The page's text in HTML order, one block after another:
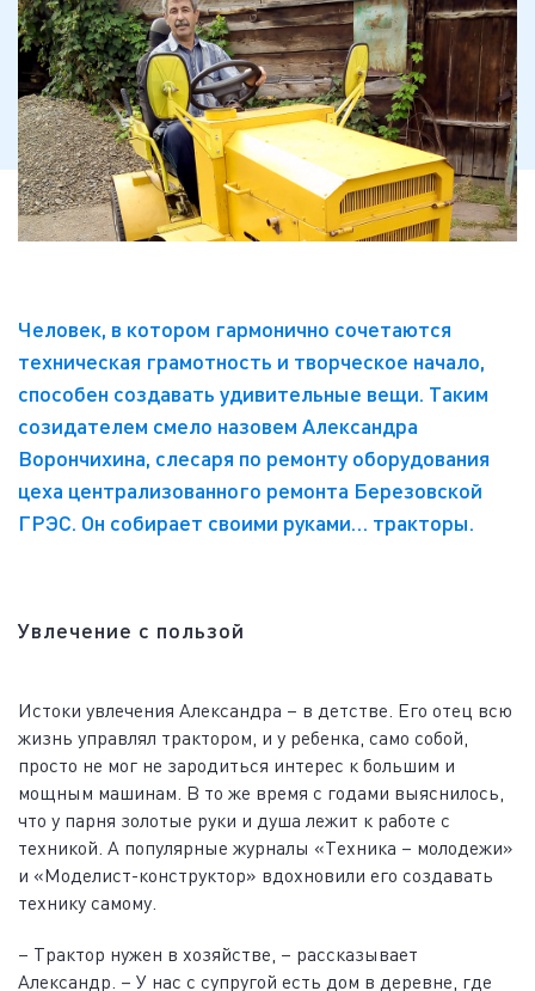
Человек, в котором гармонично сочетаются
техническая грамотность и творческое начало,
способен создавать удивительные вещи. Таким
созидателем смело назовем Александра
Ворончихина, слесаря по ремонту оборудования
цеха централизованного ремонта Березовской
ГРЭС. Он собирает своими руками… тракторы.
Увлечение с пользой
Истоки увлечения Александра – в детстве. Его отец всю
жизнь управлял трактором, и у ребенка, само собой,
просто не мог не зародиться интерес к большим и
мощным машинам. В то же время с годами выяснилось,
что у парня золотые руки и душа лежит к работе с
техникой. А популярные журналы «Техника – молодежи»
и «Моделист-конструктор» вдохновили его создавать
технику самому.
– Трактор нужен в хозяйстве, – рассказывает
Александр. – У нас с супругой есть дом в деревне, где